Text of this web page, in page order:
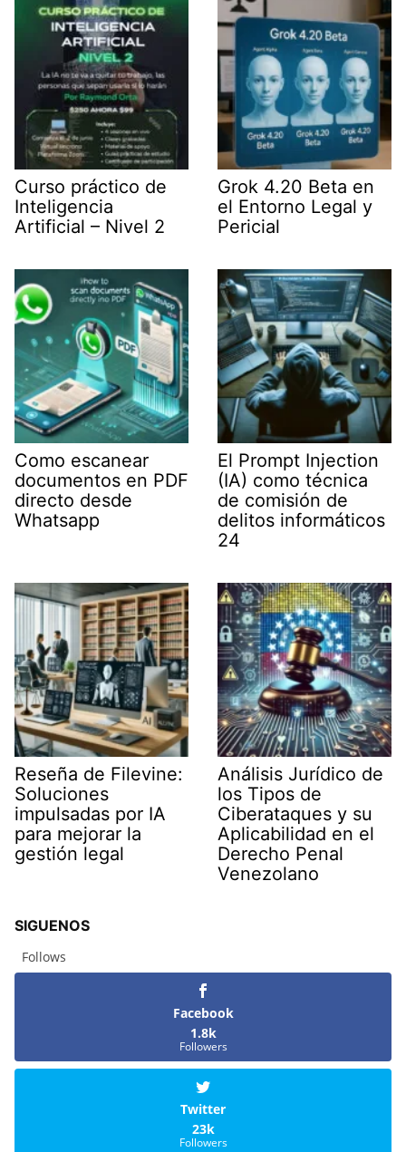
r
)
Curso práctico de
Inteligencia
Artificial – Nivel 2
Grok 4.20 Beta en
el Entorno Legal y
Pericial
Como escanear
documentos en PDF
directo desde
Whatsapp
El Prompt Injection
(IA) como técnica
de comisión de
delitos informáticos
24
Reseña de Filevine:
Soluciones
impulsadas por IA
para mejorar la
gestión legal
Análisis Jurídico de
los Tipos de
Ciberataques y su
Aplicabilidad en el
Derecho Penal
Venezolano
SIGUENOS
Follows
Facebook
1.8k
Followers
Twitter
23k
Followers